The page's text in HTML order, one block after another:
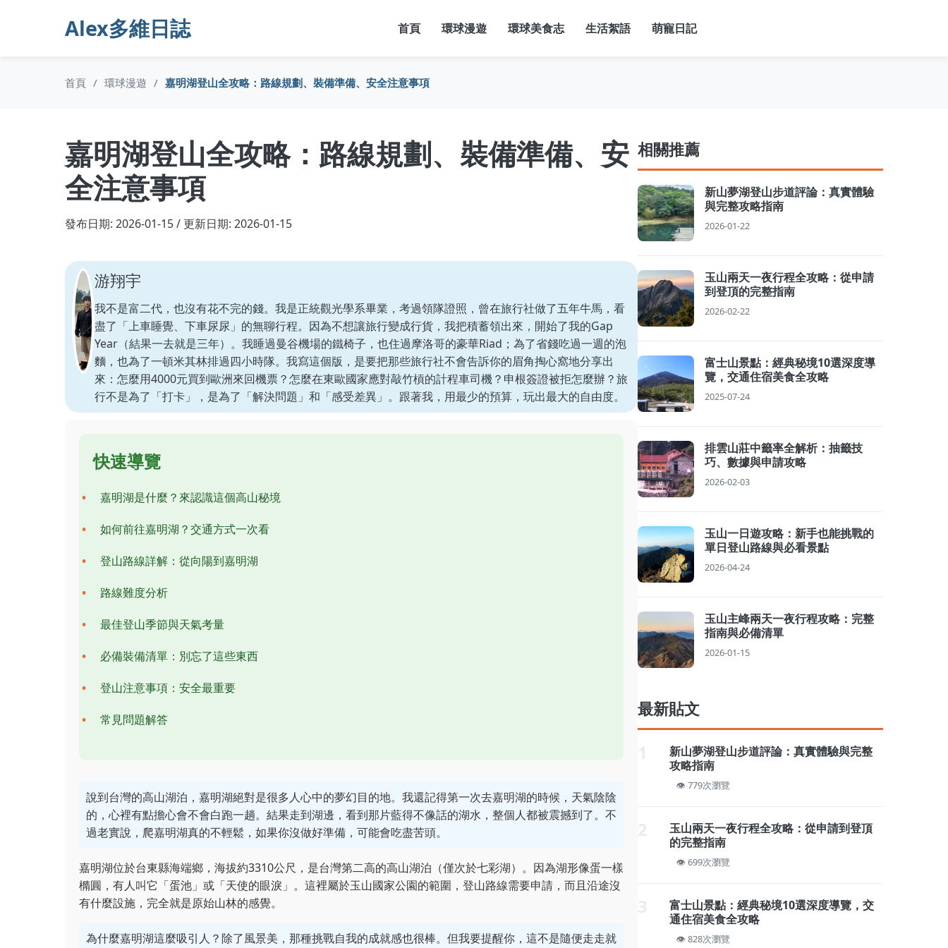
Alex多維日誌 首頁 環球漫遊 環球美食志 生活絮語 萌寵日記
首頁 / 環球漫遊 / 嘉明湖登山全攻略：路線規劃、裝備準備、安全注意事項
嘉明湖登山全攻略：路線規劃、裝備準備、安
全注意事項
發布日期: 2026-01-15 / 更新日期: 2026-01-15
游翔宇
我不是富二代，也沒有花不完的錢。我是正統觀光學系畢業，考過領隊證照，曾在旅行社做了五年牛馬，看
盡了「上車睡覺、下車尿尿」的無聊行程。因為不想讓旅行變成行貨，我把積蓄領出來，開始了我的Gap
Year（結果一去就是三年）。我睡過曼谷機場的鐵椅子，也住過摩洛哥的豪華Riad；為了省錢吃過一週的泡
麵，也為了一頓米其林排過四小時隊。我寫這個版，是要把那些旅行社不會告訴你的眉角掏心窩地分享出
來：怎麼用4000元買到歐洲來回機票？怎麼在東歐國家應對敲竹槓的計程車司機？申根簽證被拒怎麼辦？旅
行不是為了「打卡」，是為了「解決問題」和「感受差異」。跟著我，用最少的預算，玩出最大的自由度。
快速導覽
嘉明湖是什麼？來認識這個高山秘境
如何前往嘉明湖？交通方式一次看
登山路線詳解：從向陽到嘉明湖
路線難度分析
最佳登山季節與天氣考量
必備裝備清單：別忘了這些東西
登山注意事項：安全最重要
常見問題解答
說到台灣的高山湖泊，嘉明湖絕對是很多人心中的夢幻目的地。我還記得第一次去嘉明湖的時候，天氣陰陰
的，心裡有點擔心會不會白跑一趟。結果走到湖邊，看到那片藍得不像話的湖水，整個人都被震撼到了。不
過老實說，爬嘉明湖真的不輕鬆，如果你沒做好準備，可能會吃盡苦頭。
嘉明湖位於台東縣海端鄉，海拔約3310公尺，是台灣第二高的高山湖泊（僅次於七彩湖）。因為湖形像蛋一樣
橢圓，有人叫它「蛋池」或「天使的眼淚」。這裡屬於玉山國家公園的範圍，登山路線需要申請，而且沿途沒
有什麼設施，完全就是原始山林的感覺。
為什麼嘉明湖這麼吸引人？除了風景美，那種挑戰自我的成就感也很棒。但我要提醒你，這不是隨便走走就
相關推薦
新山夢湖登山步道評論：真實體驗
與完整攻略指南
2026-01-22
玉山兩天一夜行程全攻略：從申請
到登頂的完整指南
2026-02-22
富士山景點：經典秘境10選深度導
覽，交通住宿美食全攻略
2025-07-24
排雲山莊中籤率全解析：抽籤技
巧、數據與申請攻略
2026-02-03
玉山一日遊攻略：新手也能挑戰的
單日登山路線與必看景點
2026-04-24
玉山主峰兩天一夜行程攻略：完整
指南與必備清單
2026-01-15
最新貼文
新山夢湖登山步道評論：真實體驗與完整
攻略指南
779次瀏覽
玉山兩天一夜行程全攻略：從申請到登頂
的完整指南
699次瀏覽
富士山景點：經典秘境10選深度導覽，交
通住宿美食全攻略
828次瀏覽